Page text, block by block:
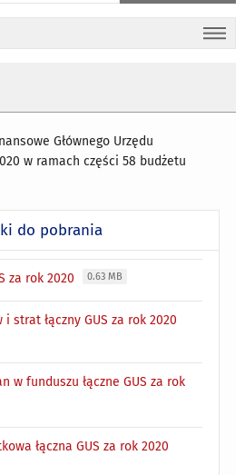
Głównego Urzędu
w ramach części 58 budżetu
do pobrania
za rok 2020 0.63 MB
i strat łączny GUS za rok 2020
w funduszu łączne GUS za rok
łączna GUS za rok 2020